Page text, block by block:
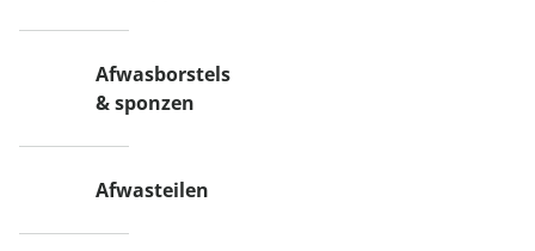
Afwasborstels
& sponzen
Afwasteilen